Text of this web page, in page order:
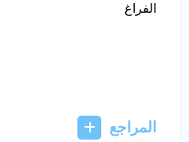
الفراغ
المراجع